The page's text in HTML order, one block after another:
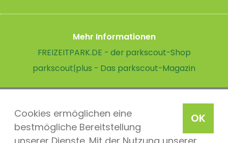
OK
Cookies ermöglichen eine
bestmögliche Bereitstellung
Mehr Informationen
FREIZEITPARK.DE - der parkscout-Shop
parkscout|plus - Das parkscout-Magazin